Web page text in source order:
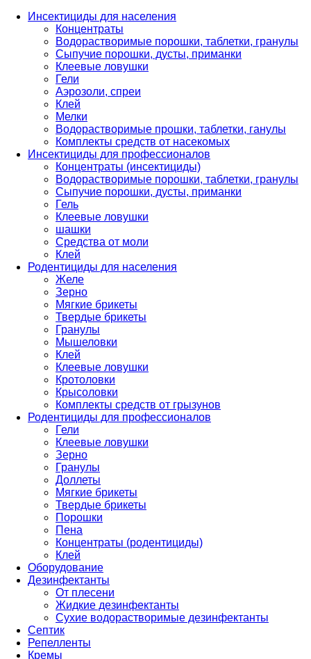
Инсектициды для населения
Концентраты
Водорастворимые порошки, таблетки, гранулы
Сыпучие порошки, дусты, приманки
Клеевые ловушки
Гели
Аэрозоли, спреи
Клей
Мелки
Водорастворимые прошки, таблетки, ганулы
Комплекты средств от насекомых
Инсектициды для профессионалов
Концентраты (инсектициды)
Водорастворимые порошки, таблетки, гранулы
Сыпучие порошки, дусты, приманки
Гель
Клеевые ловушки
шашки
Средства от моли
Клей
Родентициды для населения
Желе
Зерно
Мягкие брикеты
Твердые брикеты
Гранулы
Мышеловки
Клей
Клеевые ловушки
Кротоловки
Крысоловки
Комплекты средств от грызунов
Родентициды для профессионалов
Гели
Клеевые ловушки
Зерно
Гранулы
Доллеты
Мягкие брикеты
Твердые брикеты
Порошки
Пена
Концентраты (родентициды)
Клей
Оборудование
Дезинфектанты
От плесени
Жидкие дезинфектанты
Сухие водорастворимые дезинфектанты
Септик
Репелленты
Кремы